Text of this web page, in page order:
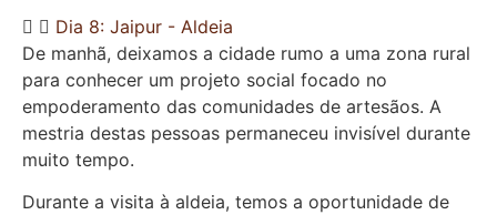
Dia 8: Jaipur - Aldeia
De manhã, deixamos a cidade rumo a uma zona rural
para conhecer um projeto social focado no
empoderamento das comunidades de artesãos. A
mestria destas pessoas permaneceu invisível durante
muito tempo.
Durante a visita à aldeia, temos a oportunidade de